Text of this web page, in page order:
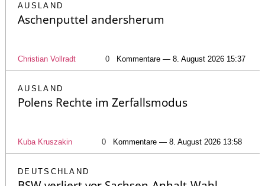
AUSLAND
Aschenputtel andersherum
Christian Vollradt 0 Kommentare — 8. August 2026 15:37
AUSLAND
Polens Rechte im Zerfallsmodus
Kuba Kruszakin 0 Kommentare — 8. August 2026 13:58
DEUTSCHLAND